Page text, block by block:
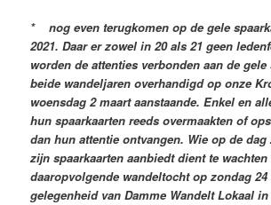
* nog even terugkomen op de gele
2021. Daar er zowel in 20 als 21 geen
worden de attenties verbonden aan de gele
beide wandeljaren overhandigd op onze
woensdag 2 maart aanstaande. Enkel en
hun spaarkaarten reeds overmaakten of
dan hun attentie ontvangen. Wie op de
zijn spaarkaarten aanbiedt dient te
daaropvolgende wandeltocht op zondag
gelegenheid van Damme Wandelt Lokaal